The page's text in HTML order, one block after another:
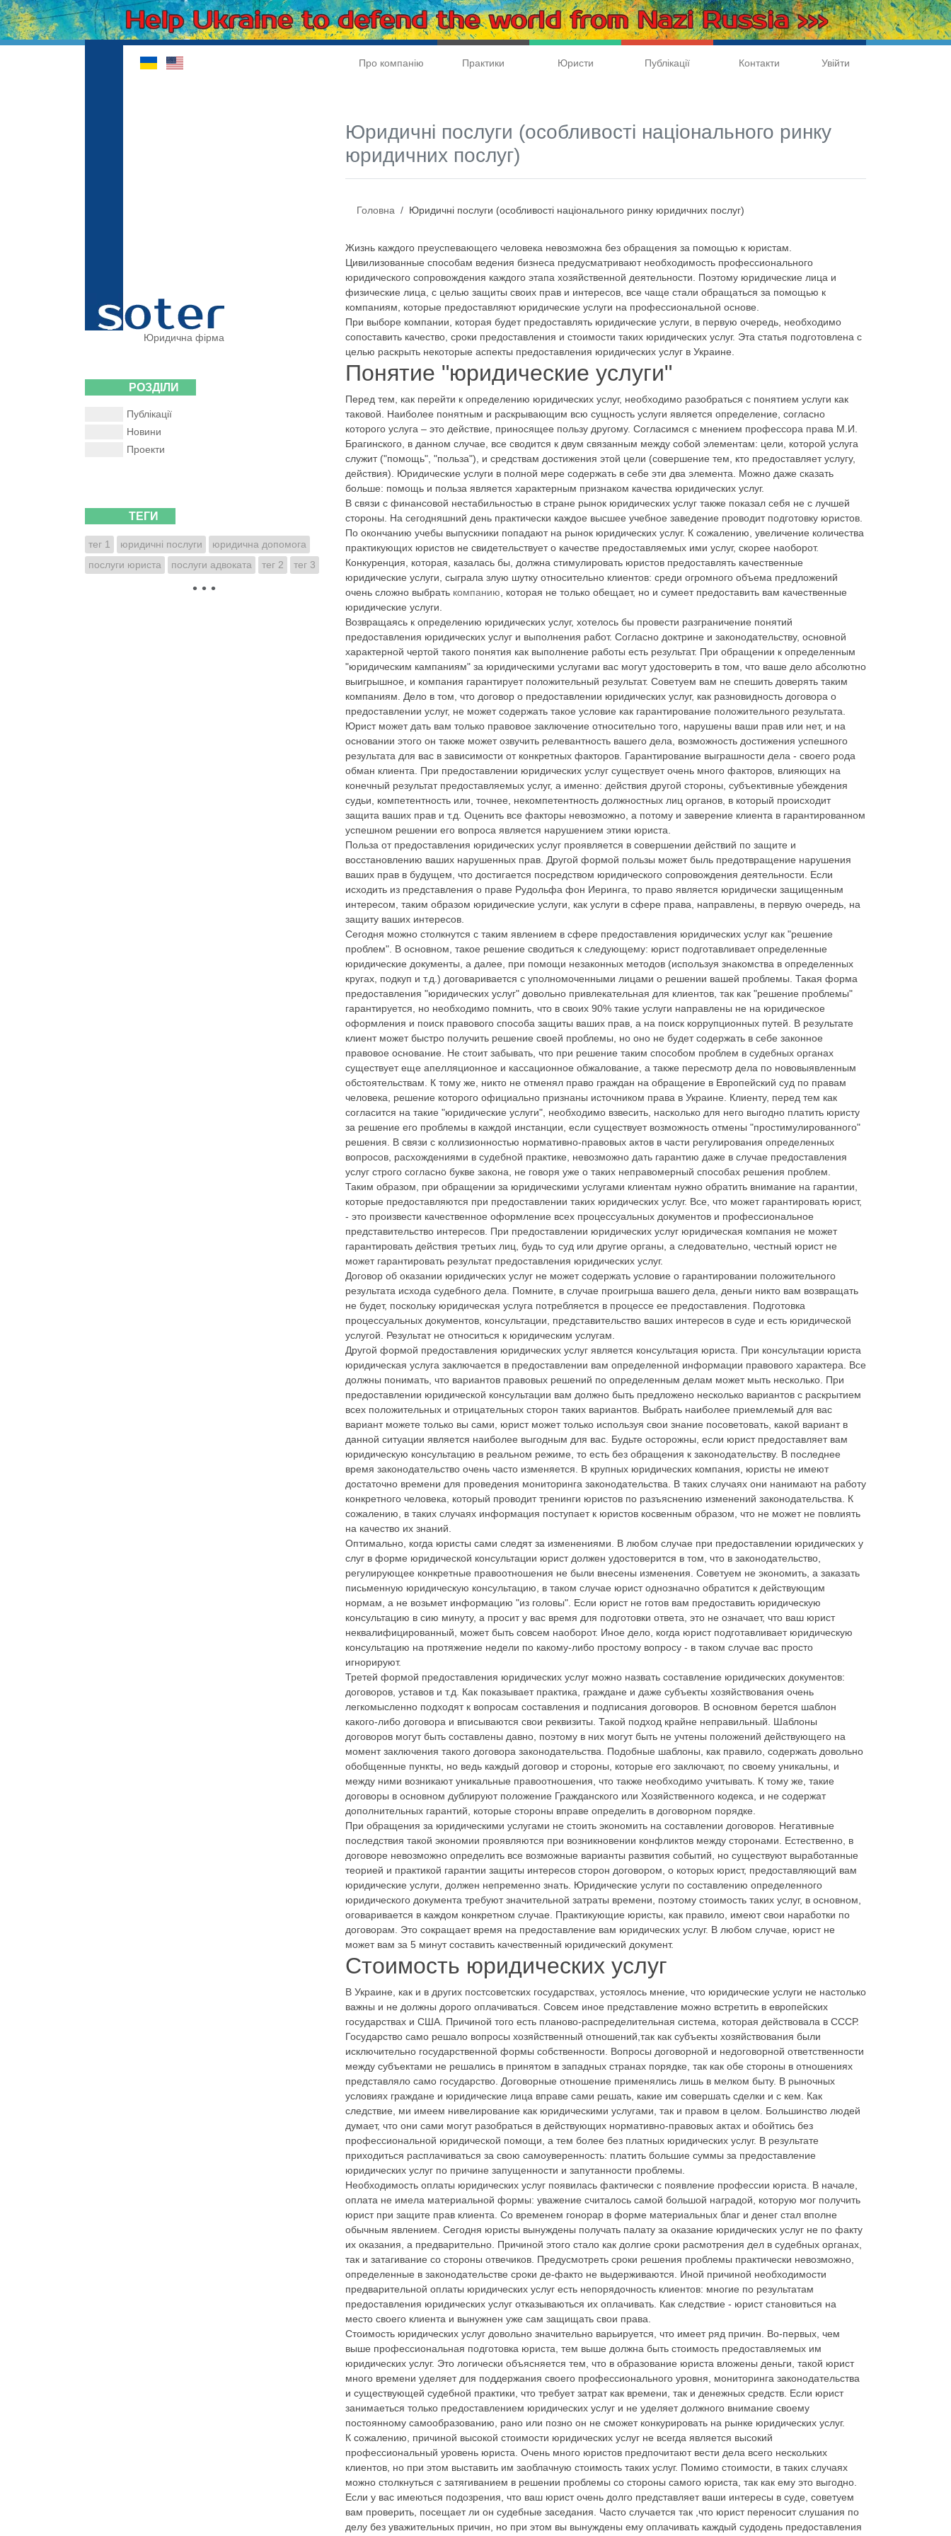
Про компанію Практики Юристи Публікації Контакти Увійти
Юридична фірма
РОЗДІЛИ
Публікації
Новини
Проекти
ТЕГИ
тег 1 юридичні послуги
юридична допомога
послуги юриста
послуги адвоката тег 2 тег 3
• • •
Юридичні послуги (особливості національного ринку
юридичних послуг)
Головна Юридичні послуги (особливості національного ринку юридичних послуг)
Жизнь каждого преуспевающего человека невозможна без обращения за помощью к юристам.
Цивилизованные способам ведения бизнеса предусматривают необходимость профессионального
юридического сопровождения каждого этапа хозяйственной деятельности. Поэтому юридические лица и
физические лица, с целью защиты своих прав и интересов, все чаще стали обращаться за помощью к
компаниям, которые предоставляют юридические услуги на профессиональной основе.
При выборе компании, которая будет предоставлять юридические услуги, в первую очередь, необходимо
сопоставить качество, сроки предоставления и стоимости таких юридических услуг. Эта статья подготовлена с
целью раскрыть некоторые аспекты предоставления юридических услуг в Украине.
Понятие "юридические услуги"
Перед тем, как перейти к определению юридических услуг, необходимо разобраться с понятием услуги как
таковой. Наиболее понятным и раскрывающим всю сущность услуги является определение, согласно
которого услуга – это действие, приносящее пользу другому. Согласимся с мнением профессора права М.И.
Брагинского, в данном случае, все сводится к двум связанным между собой элементам: цели, которой услуга
служит ("помощь", "польза"), и средствам достижения этой цели (совершение тем, кто предоставляет услугу,
действия). Юридические услуги в полной мере содержать в себе эти два элемента. Можно даже сказать
больше: помощь и польза является характерным признаком качества юридических услуг.
В связи с финансовой нестабильностью в стране рынок юридических услуг также показал себя не с лучшей
стороны. На сегодняшний день практически каждое высшее учебное заведение проводит подготовку юристов.
По окончанию учебы выпускники попадают на рынок юридических услуг. К сожалению, увеличение количества
практикующих юристов не свидетельствует о качестве предоставляемых ими услуг, скорее наоборот.
Конкуренция, которая, казалась бы, должна стимулировать юристов предоставлять качественные
юридические услуги, сыграла злую шутку относительно клиентов: среди огромного объема предложений
очень сложно выбрать компанию , которая не только обещает, но и сумеет предоставить вам качественные
юридические услуги.
Возвращаясь к определению юридических услуг, хотелось бы провести разграничение понятий
предоставления юридических услуг и выполнения работ. Согласно доктрине и законодательству, основной
характерной чертой такого понятия как выполнение работы есть результат. При обращении к определенным
"юридическим кампаниям" за юридическими услугами вас могут удостоверить в том, что ваше дело абсолютно
выигрышное, и компания гарантирует положительный результат. Советуем вам не спешить доверять таким
компаниям. Дело в том, что договор о предоставлении юридических услуг, как разновидность договора о
предоставлении услуг, не может содержать такое условие как гарантирование положительного результата.
Юрист может дать вам только правовое заключение относительно того, нарушены ваши прав или нет, и на
основании этого он также может озвучить релевантность вашего дела, возможность достижения успешного
результата для вас в зависимости от конкретных факторов. Гарантирование выграшности дела - своего рода
обман клиента. При предоставлении юридических услуг существует очень много факторов, влияющих на
конечный результат предоставляемых услуг, а именно: действия другой стороны, субъективные убеждения
судьи, компетентность или, точнее, некомпетентность должностных лиц органов, в который происходит
защита ваших прав и т.д. Оценить все факторы невозможно, а потому и заверение клиента в гарантированном
успешном решении его вопроса является нарушением этики юриста.
Польза от предоставления юридических услуг проявляется в совершении действий по защите и
восстановлению ваших нарушенных прав. Другой формой пользы может быль предотвращение нарушения
ваших прав в будущем, что достигается посредством юридического сопровождения деятельности. Если
исходить из представления о праве Рудольфа фон Иеринга, то право является юридически защищенным
интересом, таким образом юридические услуги, как услуги в сфере права, направлены, в первую очередь, на
защиту ваших интересов.
Сегодня можно столкнутся с таким явлением в сфере предоставления юридических услуг как "решение
проблем". В основном, такое решение сводиться к следующему: юрист подготавливает определенные
юридические документы, а далее, при помощи незаконных методов (используя знакомства в определенных
кругах, подкуп и т.д.) договаривается с уполномоченными лицами о решении вашей проблемы. Такая форма
предоставления "юридических услуг" довольно привлекательная для клиентов, так как "решение проблемы"
гарантируется, но необходимо помнить, что в своих 90% такие услуги направлены не на юридическое
оформления и поиск правового способа защиты ваших прав, а на поиск коррупционных путей. В результате
клиент может быстро получить решение своей проблемы, но оно не будет содержать в себе законное
правовое основание. Не стоит забывать, что при решение таким способом проблем в судебных органах
существует еще апелляционное и кассационное обжалование, а также пересмотр дела по нововыявленным
обстоятельствам. К тому же, никто не отменял право граждан на обращение в Европейский суд по правам
человека, решение которого официально признаны источником права в Украине. Клиенту, перед тем как
согласится на такие "юридические услуги", необходимо взвесить, насколько для него выгодно платить юристу
за решение его проблемы в каждой инстанции, если существует возможность отмены "простимулированного"
решения. В связи с коллизионностью нормативно-правовых актов в части регулирования определенных
вопросов, расхождениями в судебной практике, невозможно дать гарантию даже в случае предоставления
услуг строго согласно букве закона, не говоря уже о таких неправомерный способах решения проблем.
Таким образом, при обращении за юридическими услугами клиентам нужно обратить внимание на гарантии,
которые предоставляются при предоставлении таких юридических услуг. Все, что может гарантировать юрист,
- это произвести качественное оформление всех процессуальных документов и профессиональное
представительство интересов. При предоставлении юридических услуг юридическая компания не может
гарантировать действия третьих лиц, будь то суд или другие органы, а следовательно, честный юрист не
может гарантировать результат предоставления юридических услуг.
Договор об оказании юридических услуг не может содержать условие о гарантировании положительного
результата исхода судебного дела. Помните, в случае проигрыша вашего дела, деньги никто вам возвращать
не будет, поскольку юридическая услуга потребляется в процессе ее предоставления. Подготовка
процессуальных документов, консультации, представительство ваших интересов в суде и есть юридической
услугой. Результат не относиться к юридическим услугам.
Другой формой предоставления юридических услуг является консультация юриста. При консультации юриста
юридическая услуга заключается в предоставлении вам определенной информации правового характера. Все
должны понимать, что вариантов правовых решений по определенным делам может мыть несколько. При
предоставлении юридической консультации вам должно быть предложено несколько вариантов с раскрытием
всех положительных и отрицательных сторон таких вариантов. Выбрать наиболее приемлемый для вас
вариант можете только вы сами, юрист может только используя свои знание посоветовать, какой вариант в
данной ситуации является наиболее выгодным для вас. Будьте осторожны, если юрист предоставляет вам
юридическую консультацию в реальном режиме, то есть без обращения к законодательству. В последнее
время законодательство очень часто изменяется. В крупных юридических компания, юристы не имеют
достаточно времени для проведения мониторинга законодательства. В таких случаях они нанимают на работу
конкретного человека, который проводит тренинги юристов по разъяснению изменений законодательства. К
сожалению, в таких случаях информация поступает к юристов косвенным образом, что не может не повлиять
на качество их знаний.
Оптимально, когда юристы сами следят за изменениями. В любом случае при предоставлении юридических у
слуг в форме юридической консультации юрист должен удостоверится в том, что в законодательство,
регулирующее конкретные правоотношения не были внесены изменения. Советуем не экономить, а заказать
письменную юридическую консультацию, в таком случае юрист однозначно обратится к действующим
нормам, а не возьмет информацию "из головы". Если юрист не готов вам предоставить юридическую
консультацию в сию минуту, а просит у вас время для подготовки ответа, это не означает, что ваш юрист
неквалифицированный, может быть совсем наоборот. Иное дело, когда юрист подготавливает юридическую
консультацию на протяжение недели по какому-либо простому вопросу - в таком случае вас просто
игнорируют.
Третей формой предоставления юридических услуг можно назвать составление юридических документов:
договоров, уставов и т.д. Как показывает практика, граждане и даже субъекты хозяйствования очень
легкомысленно подходят к вопросам составления и подписания договоров. В основном берется шаблон
какого-либо договора и вписываются свои реквизиты. Такой подход крайне неправильный. Шаблоны
договоров могут быть составлены давно, поэтому в них могут быть не учтены положений действующего на
момент заключения такого договора законодательства. Подобные шаблоны, как правило, содержать довольно
обобщенные пункты, но ведь каждый договор и стороны, которые его заключают, по своему уникальны, и
между ними возникают уникальные правоотношения, что также необходимо учитывать. К тому же, такие
договоры в основном дублируют положение Гражданского или Хозяйственного кодекса, и не содержат
дополнительных гарантий, которые стороны вправе определить в договорном порядке.
При обращения за юридическими услугами не стоить экономить на составлении договоров. Негативные
последствия такой экономии проявляются при возникновении конфликтов между сторонами. Естественно, в
договоре невозможно определить все возможные варианты развития событий, но существуют выработанные
теорией и практикой гарантии защиты интересов сторон договором, о которых юрист, предоставляющий вам
юридические услуги, должен непременно знать. Юридические услуги по составлению определенного
юридического документа требуют значительной затраты времени, поэтому стоимость таких услуг, в основном,
оговаривается в каждом конкретном случае. Практикующие юристы, как правило, имеют свои наработки по
договорам. Это сокращает время на предоставление вам юридических услуг. В любом случае, юрист не
может вам за 5 минут составить качественный юридический документ.
Стоимость юридических услуг
В Украине, как и в других постсоветских государствах, устоялось мнение, что юридические услуги не настолько
важны и не должны дорого оплачиваться. Совсем иное представление можно встретить в европейских
государствах и США. Причиной того есть планово-распределительная система, которая действовала в СССР.
Государство само решало вопросы хозяйственный отношений,так как субъекты хозяйствования были
исключительно государственной формы собственности. Вопросы договорной и недоговорной ответственности
между субъектами не решались в принятом в западных странах порядке, так как обе стороны в отношениях
представляло само государство. Договорные отношение применялись лишь в мелком быту. В рыночных
условиях граждане и юридические лица вправе сами решать, какие им совершать сделки и с кем. Как
следствие, ми имеем нивелирование как юридическими услугами, так и правом в целом. Большинство людей
думает, что они сами могут разобраться в действующих нормативно-правовых актах и обойтись без
профессиональной юридической помощи, а тем более без платных юридических услуг. В результате
приходиться расплачиваться за свою самоуверенность: платить большие суммы за предоставление
юридических услуг по причине запущенности и запутанности проблемы.
Необходимость оплаты юридических услуг появилась фактически с появление профессии юриста. В начале,
оплата не имела материальной формы: уважение считалось самой большой наградой, которую мог получить
юрист при защите прав клиента. Со временем гонорар в форме материальных благ и денег стал вполне
обычным явлением. Сегодня юристы вынуждены получать палату за оказание юридических услуг не по факту
их оказания, а предварительно. Причиной этого стало как долгие сроки расмотрения дел в судебных органах,
так и затагивание со стороны отвечиков. Предусмотреть сроки решения проблемы практически невозможно,
определенные в законодательстве сроки де-факто не выдерживаются. Иной причиной необходимости
предварительной оплаты юридических услуг есть непорядочность клиентов: многие по результатам
предоставления юридических услуг отказываються их оплачивать. Как следствие - юрист становиться на
место своего клиента и вынужнен уже сам защищать свои права.
Стоимость юридических услуг довольно значительно варьируется, что имеет ряд причин. Во-первых, чем
выше профессиональная подготовка юриста, тем выше должна быть стоимость предоставляемых им
юридических услуг. Это логически объясняется тем, что в образование юриста вложены деньги, такой юрист
много времени уделяет для поддержания своего профессионального уровня, мониторинга законодательства
и существующей судебной практики, что требует затрат как времени, так и денежных средств. Если юрист
занимаеться только предоставлением юридических услуг и не уделяет должного внимание своему
постоянному самообразованию, рано или позно он не сможет конкурировать на рынке юридических услуг.
К сожалению, причиной высокой стоимости юридических услуг не всегда является высокий
профессиональный уровень юриста. Очень много юристов предпочитают вести дела всего нескольких
клиентов, но при этом выставить им заоблачную стоимость таких услуг. Помимо стоимости, в таких случаях
можно столкнуться с затягиванием в решении проблемы со стороны самого юриста, так как ему это выгодно.
Если у вас имеються подозрения, что ваш юрист очень долго представляет ваши интересы в суде, советуем
вам проверить, посещает ли он судебные заседания. Часто случается так ,что юрист переносит слушания по
делу без уважительных причин, но при этом вы вынуждены ему оплачивать каждый судодень предоставления